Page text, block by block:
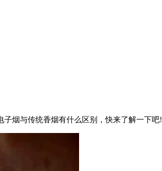
烟与传统香烟有什么区别，快来了解一下吧!